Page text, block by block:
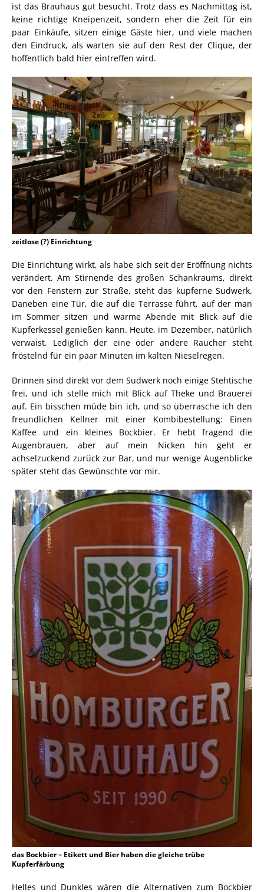
ist das Brauhaus gut besucht. Trotz dass es Nachmittag ist,
keine richtige Kneipenzeit, sondern eher die Zeit für ein
paar Einkäufe, sitzen einige Gäste hier, und viele machen
den Eindruck, als warten sie auf den Rest der Clique, der
hoffentlich bald hier eintreffen wird.
zeitlose (?) Einrichtung
Die Einrichtung wirkt, als habe sich seit der Eröffnung nichts
verändert. Am Stirnende des großen Schankraums, direkt
vor den Fenstern zur Straße, steht das kupferne Sudwerk.
Daneben eine Tür, die auf die Terrasse führt, auf der man
im Sommer sitzen und warme Abende mit Blick auf die
Kupferkessel genießen kann. Heute, im Dezember, natürlich
verwaist. Lediglich der eine oder andere Raucher steht
fröstelnd für ein paar Minuten im kalten Nieselregen.
Drinnen sind direkt vor dem Sudwerk noch einige Stehtische
frei, und ich stelle mich mit Blick auf Theke und Brauerei
auf. Ein bisschen müde bin ich, und so überrasche ich den
freundlichen Kellner mit einer Kombibestellung: Einen
Kaffee und ein kleines Bockbier. Er hebt fragend die
Augenbrauen, aber auf mein Nicken hin geht er
achselzuckend zurück zur Bar, und nur wenige Augenblicke
später steht das Gewünschte vor mir.
das Bockbier – Etikett und Bier haben die gleiche trübe
Kupferfärbung
Helles und Dunkles wären die Alternativen zum Bockbier